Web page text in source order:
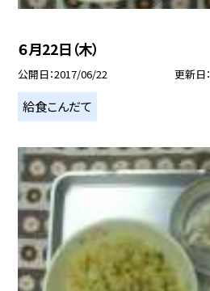
６月22日（木）
公開日 2017/06/22 更新日
給食こんだて